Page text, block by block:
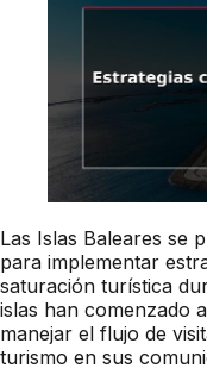
Las Islas Baleares se
para implementar
saturación turística
islas han comenzado
manejar el flujo de
turismo en sus